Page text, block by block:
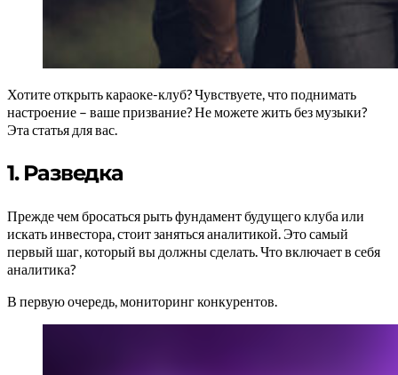
Хотите открыть караоке-клуб? Чувствуете, что поднимать
настроение – ваше призвание? Не можете жить без музыки?
Эта статья для вас.
1. Разведка
Прежде чем бросаться рыть фундамент будущего клуба или
искать инвестора, стоит заняться аналитикой. Это самый
первый шаг, который вы должны сделать. Что включает в себя
аналитика?
В первую очередь, мониторинг конкурентов.